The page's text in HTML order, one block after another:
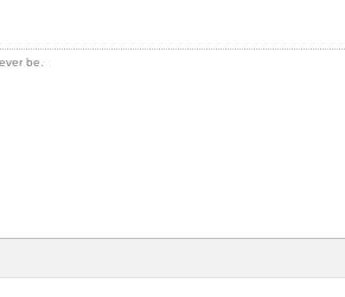
be.